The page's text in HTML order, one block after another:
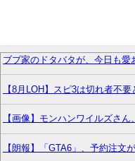
ブブ家のドタバタが、今日も愛
【8月LOH】スピ3は切れ者不
【画像】モンハンワイルズさ
【朗報】「GTA6」、予約注文